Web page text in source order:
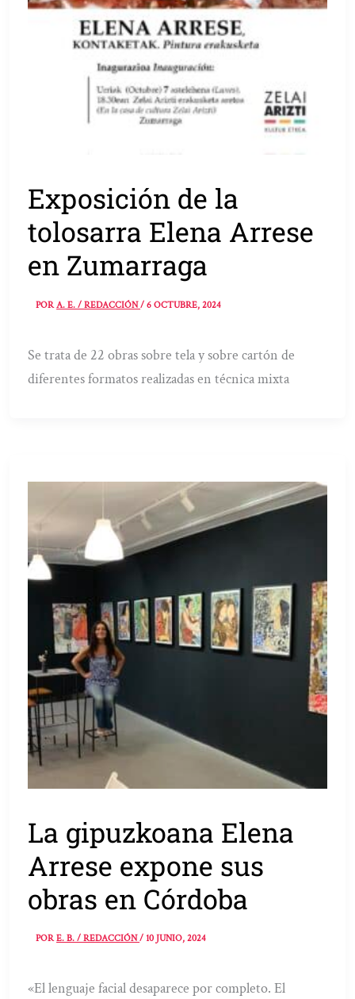
Exposición de la
tolosarra Elena Arrese
en Zumarraga
PORA. E. / REDACCIÓN/6 OCTUBRE, 2024
Se trata de 22 obras sobre tela y sobre cartón de
diferentes formatos realizadas en técnica mixta
La gipuzkoana Elena
Arrese expone sus
obras en Córdoba
PORE. B. / REDACCIÓN/10 JUNIO, 2024
«El lenguaje facial desaparece por completo. El